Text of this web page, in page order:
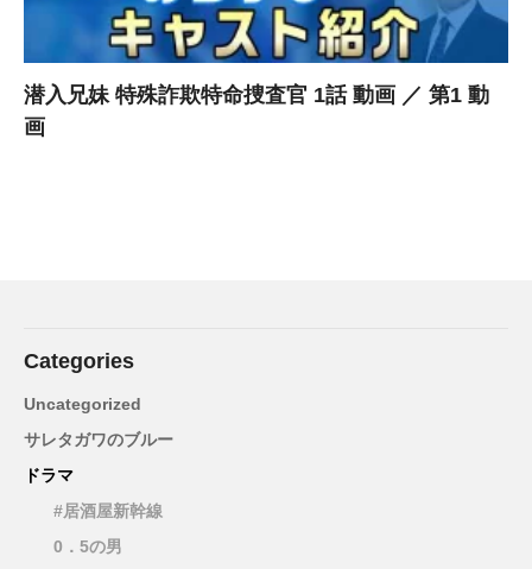
潜入兄妹 特殊詐欺特命捜査官 1話 動画 ／ 第1 動
画
Categories
Uncategorized
サレタガワのブルー
ドラマ
#居酒屋新幹線
0．5の男